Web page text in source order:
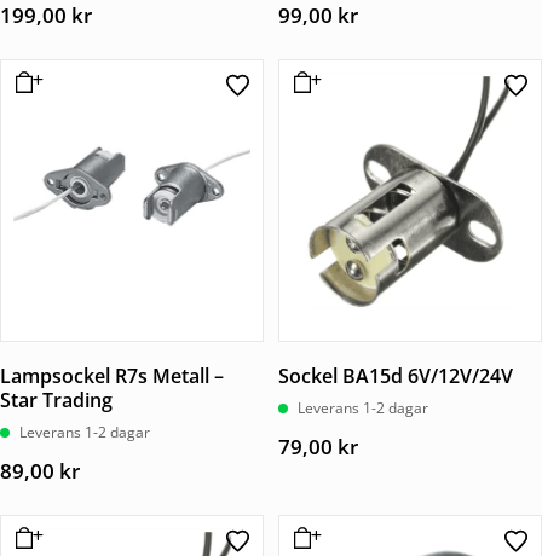
199,00 kr 99,00 kr
Lampsockel R7s Metall –
Star Trading
Leverans 1-2 dagar
89,00 kr
Sockel BA15d 6V/12V/24V
Leverans 1-2 dagar
79,00 kr